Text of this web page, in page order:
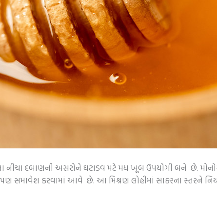
નીચા દબાણની અસરોને ઘટાડવ મટે મધ ખૂબ ઉપયોગી બને છે.
પણ સમાવેશ કરવામાં આવે છે. આ મિશ્રણ લોહીમાં સાકરના સ્તરને